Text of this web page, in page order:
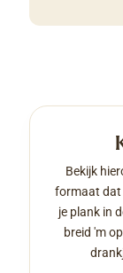
Bekijk
formaat dat
je plank in
breid 'm